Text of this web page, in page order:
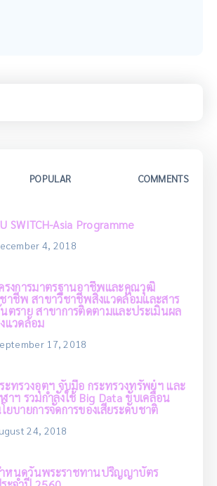
POPULAR COMMENTS
SWITCH-Asia Programme
4, 2018
รงการมาตรฐานอาชีพและคุณวุฒิ
าชีพ สาขาวิชาชีพสิ่งแวดล้อมและสาร
ตราย สาขาการติดตามและประเมินผล
แวดล้อม
17, 2018
ะทรวงอุตฯ จับมือ กระทรวงทรัพย์ฯ และ
าฯ รวมกำลังใช้ Big Data ขับเคลื่อน
ยบายการจัดการของเสียระดับชาติ
24, 2018
หนดวันพระราชทานปริญญาบัตร